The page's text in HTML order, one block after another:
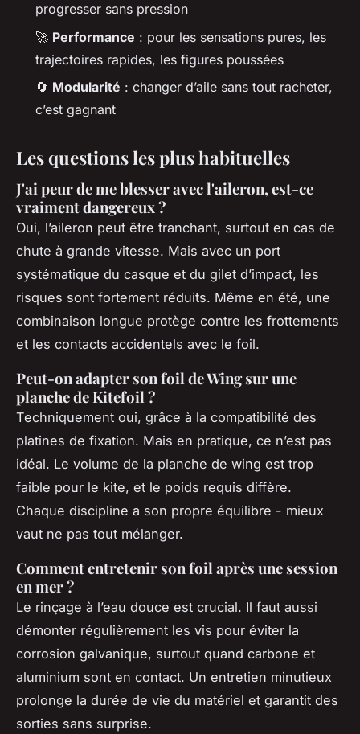
progresser sans pression
🚀 Performance : pour les sensations pures, les
trajectoires rapides, les figures poussées
🔄 Modularité : changer d’aile sans tout racheter,
c’est gagnant
Les questions les plus habituelles
J'ai peur de me blesser avec l'aileron, est-ce
vraiment dangereux ?
Oui, l’aileron peut être tranchant, surtout en cas de
chute à grande vitesse. Mais avec un port
systématique du casque et du gilet d’impact, les
risques sont fortement réduits. Même en été, une
combinaison longue protège contre les frottements
et les contacts accidentels avec le foil.
Peut-on adapter son foil de Wing sur une
planche de Kitefoil ?
Techniquement oui, grâce à la compatibilité des
platines de fixation. Mais en pratique, ce n’est pas
idéal. Le volume de la planche de wing est trop
faible pour le kite, et le poids requis diffère.
Chaque discipline a son propre équilibre - mieux
vaut ne pas tout mélanger.
Comment entretenir son foil après une session
en mer ?
Le rinçage à l’eau douce est crucial. Il faut aussi
démonter régulièrement les vis pour éviter la
corrosion galvanique, surtout quand carbone et
aluminium sont en contact. Un entretien minutieux
prolonge la durée de vie du matériel et garantit des
sorties sans surprise.